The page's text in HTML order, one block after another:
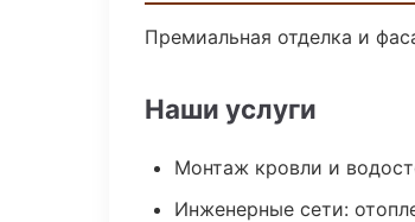
Премиальная отделка и
Наши услуги
Монтаж кровли и
Инженерные сети: